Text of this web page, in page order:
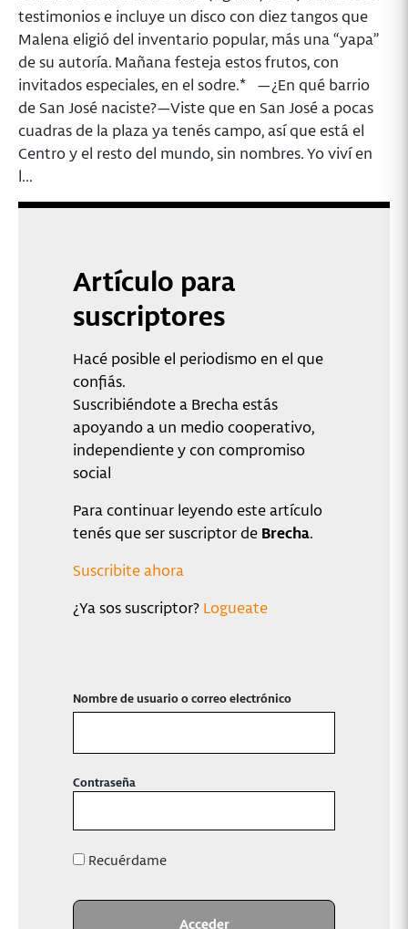
testimonios e incluye un disco con diez tangos que
Malena eligió del inventario popular, más una “yapa”
de su autoría. Mañana festeja estos frutos, con
invitados especiales, en el sodre.* —¿En qué barrio
de San José naciste?—Viste que en San José a pocas
cuadras de la plaza ya tenés campo, así que está el
Centro y el resto del mundo, sin nombres. Yo viví en
l...
Artículo para
suscriptores
Hacé posible el periodismo en el que
confiás.
Suscribiéndote a Brecha estás
apoyando a un medio cooperativo,
independiente y con compromiso
social
Para continuar leyendo este artículo
tenés que ser suscriptor de Brecha.
Suscribite ahora
¿Ya sos suscriptor? Logueate
Nombre de usuario o correo electrónico
Contraseña
Recuérdame